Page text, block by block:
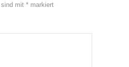
sind mit * markiert